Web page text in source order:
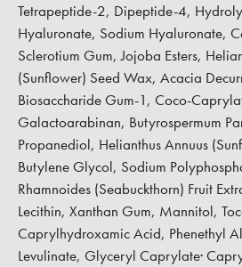
Tetrapeptide-2, Dipeptide-4,
Hyaluronate, Sodium Hyaluronate,
Sclerotium Gum, Jojoba Esters,
(Sunflower) Seed Wax, Acacia
Biosaccharide Gum-1, Coco-
Galactoarabinan, Butyrospermum
Propanediol, Helianthus Annuus
Butylene Glycol, Sodium
Rhamnoides (Seabuckthorn) Fruit
Lecithin, Xanthan Gum, Mannitol,
Caprylhydroxamic Acid, Phenethyl
Levulinate, Glyceryl Caprylate·